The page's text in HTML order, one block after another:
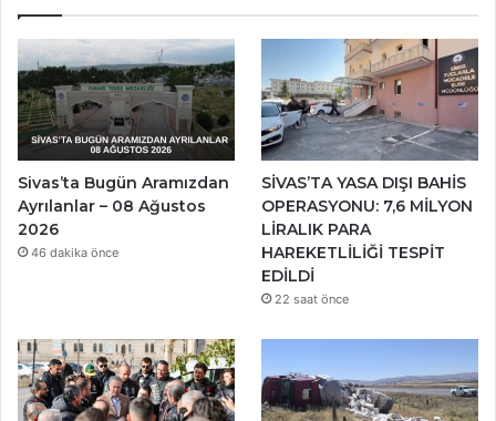
Sivas’ta Bugün Aramızdan
Ayrılanlar – 08 Ağustos
2026
46 dakika önce
SİVAS’TA YASA DIŞI BAHİS
OPERASYONU: 7,6 MİLYON
LİRALIK PARA
HAREKETLİLİĞİ TESPİT
EDİLDİ
22 saat önce